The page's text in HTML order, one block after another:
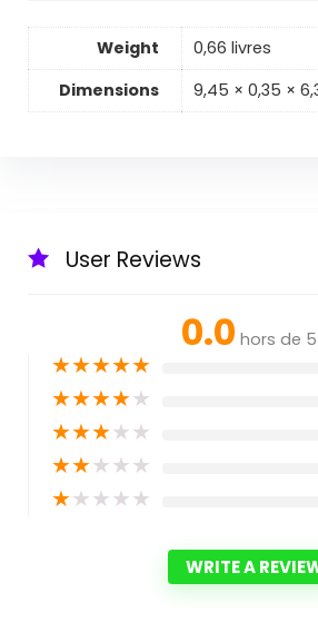
Weight
0,66 livres
Dimensions
9,45 × 0,35 ×
User Reviews
0.0 hors de 5
★★★★★
★★★★★
★★★★★
★★★★★
★★★★★
WRITE A